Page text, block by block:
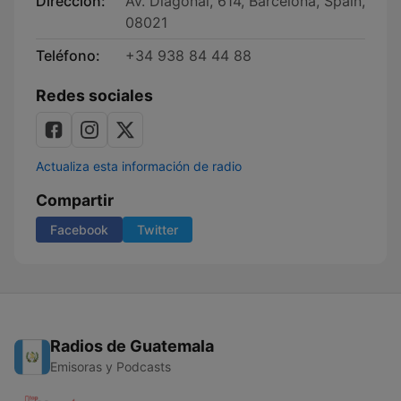
08021
Teléfono:
+34 938 84 44 88
Redes sociales
Actualiza esta información de radio
Compartir
Facebook Twitter
Radios de Guatemala
Emisoras y Podcasts